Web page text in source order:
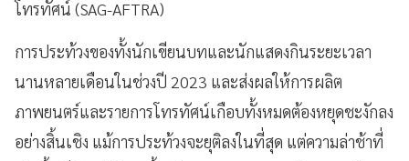
โทรทัศน์ (SAG-AFTRA)
การประท้วงของทั้งนักเขียนบทและนักแสดงกินระยะเวลา
นานหลายเดือนในช่วงปี 2023 และส่งผลให้การผลิต
ภาพยนตร์และรายการโทรทัศน์เกือบทั้งหมดต้องหยุดชะงักลง
อย่างสิ้นเชิง แม้การประท้วงจะยุติลงในที่สุด แต่ความล่าช้าที่